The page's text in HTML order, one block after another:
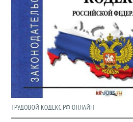
ТРУДОВОЙ КОДЕКС РФ ОНЛАЙН